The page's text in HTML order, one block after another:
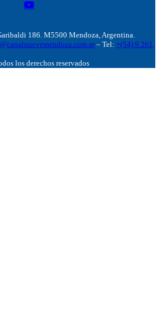
186. M5500 Mendoza, Argentina.
– Tel: +(54) 9 261
los derechos reservados